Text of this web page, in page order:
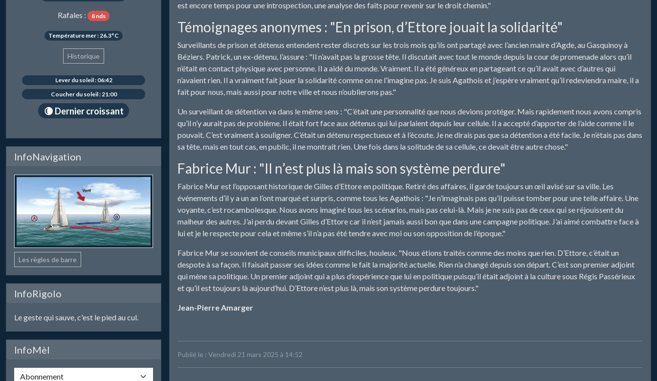
Rafales : 8 nds
Température mer : 26.3°C
Historique
Lever du soleil : 06:42
Coucher du soleil : 21:00
🌘 Dernier croissant
InfoNavigation
Les règles de barre
InfoRigolo
Le geste qui sauve, c'est le pied au cul.
InfoMèl
est encore temps pour une introspection, une analyse des faits pour revenir sur le droit chemin."
Témoignages anonymes : "En prison, d’Ettore jouait la solidarité"
Surveillants de prison et détenus entendent rester discrets sur les trois mois qu’ils ont partagé avec l’ancien maire d’Agde, au Gasquinoy à
Béziers. Patrick, un ex-détenu, l’assure : "Il n’avait pas la grosse tête. Il discutait avec tout le monde depuis la cour de promenade alors qu’il
n’était en contact physique avec personne. Il a aidé du monde. Vraiment. Il a été généreux en partageant ce qu’il avait avec d’autres qui
n’avaient rien. Il a vraiment fait jouer la solidarité comme on ne l’imagine pas. Je suis Agathois et j’espère vraiment qu’il redeviendra maire, il a
fait pour nous, mais aussi pour notre ville et nous n’oublierons pas."
Un surveillant de détention va dans le même sens : "C’était une personnalité que nous devions protéger. Mais rapidement nous avons compris
qu’il n’y aurait pas de problème. Il était fort face aux détenus qui lui parlaient depuis leur cellule. Il a accepté d’apporter de l’aide comme il le
pouvait. C’est vraiment à souligner. C’était un détenu respectueux et à l’écoute. Je ne dirais pas que sa détention a été facile. Je n’étais pas dans
sa tête, mais en tout cas, en public, il ne montrait rien. Une fois dans la solitude de sa cellule, ce devait être autre chose."
Fabrice Mur : "Il n’est plus là mais son système perdure"
Fabrice Mur est l’opposant historique de Gilles d’Ettore en politique. Retiré des affaires, il garde toujours un œil avisé sur sa ville. Les
événements d’il y a un an l’ont marqué et surpris, comme tous les Agathois : "Je n’imaginais pas qu’il puisse tomber pour une telle affaire. Une
voyante, c’est rocambolesque. Nous avons imaginé tous les scénarios, mais pas celui-là. Mais je ne suis pas de ceux qui se réjouissent du
malheur des autres. J’ai perdu devant Gilles d’Ettore car il n’est jamais aussi bon que dans une campagne politique. J’ai aimé combattre face à
lui et je le respecte pour cela et même s’il n’a pas été tendre avec moi ou son opposition de l’époque."
Fabrice Mur se souvient de conseils municipaux difficiles, houleux. "Nous étions traités comme des moins que rien. D’Ettore, c’était un
despote à sa façon. Il faisait passer ses idées comme le fait la majorité actuelle. Rien n’a changé depuis son départ. C’est son premier adjoint
qui mène sa politique. Un premier adjoint qui a plus d’expérience que lui en politique puisqu’il était adjoint à la culture sous Régis Passérieux
et qu’il est toujours là aujourd’hui. D’Ettore n’est plus là, mais son système perdure toujours."
Jean-Pierre Amarger
Publié le : Vendredi 21 mars 2025 à 14:52